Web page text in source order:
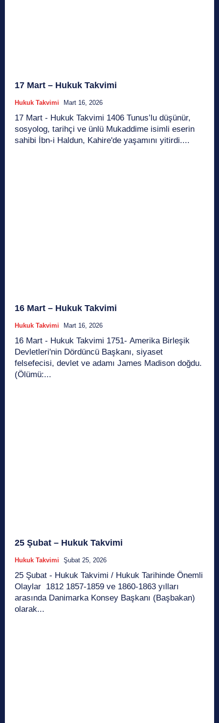
17 Mart – Hukuk Takvimi
Hukuk Takvimi Mart 16, 2026
17 Mart - Hukuk Takvimi 1406 Tunus’lu düşünür,
sosyolog, tarihçi ve ünlü Mukaddime isimli eserin
sahibi İbn-i Haldun, Kahire'de yaşamını yitirdi....
16 Mart – Hukuk Takvimi
Hukuk Takvimi Mart 16, 2026
16 Mart - Hukuk Takvimi 1751- Amerika Birleşik
Devletleri'nin Dördüncü Başkanı, siyaset
felsefecisi, devlet ve adamı James Madison doğdu.
(Ölümü:...
25 Şubat – Hukuk Takvimi
Hukuk Takvimi Şubat 25, 2026
25 Şubat - Hukuk Takvimi / Hukuk Tarihinde Önemli
Olaylar 1812 1857-1859 ve 1860-1863 yılları
arasında Danimarka Konsey Başkanı (Başbakan)
olarak...